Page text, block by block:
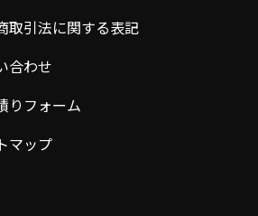
取引法に関する表記
合わせ
りフォーム
マップ